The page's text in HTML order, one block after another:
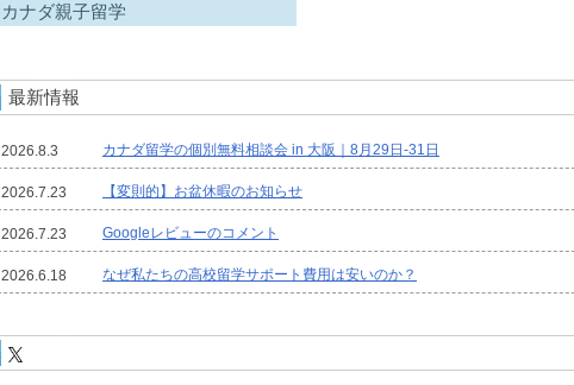
カナダ親子留学
最新情報
2026.8.3 カナダ留学の個別無料相談会 in 大阪｜8月29日-31日
2026.7.23 【変則的】お盆休暇のお知らせ
2026.7.23 Googleレビューのコメント
2026.6.18 なぜ私たちの高校留学サポート費用は安いのか？
2025.11.5